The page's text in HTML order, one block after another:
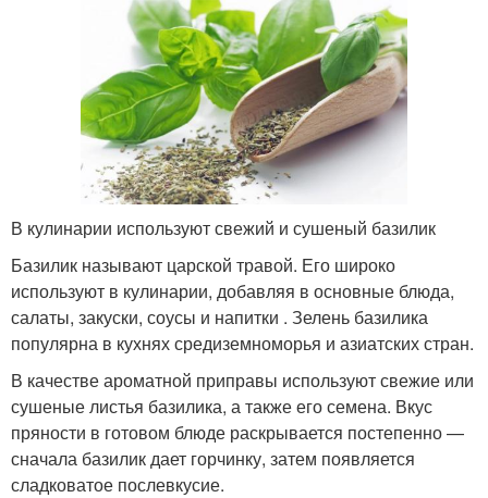
В кулинарии используют свежий и сушеный базилик
Базилик называют царской травой. Его широко
используют в кулинарии, добавляя в основные блюда,
салаты, закуски, соусы и напитки . Зелень базилика
популярна в кухнях средиземноморья и азиатских стран.
В качестве ароматной приправы используют свежие или
сушеные листья базилика, а также его семена. Вкус
пряности в готовом блюде раскрывается постепенно —
сначала базилик дает горчинку, затем появляется
сладковатое послевкусие.